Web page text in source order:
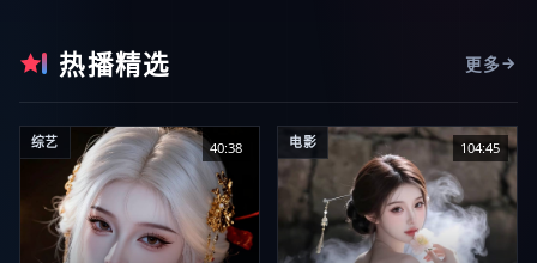
热播精选 更多
综艺 40:38 电影 104:45